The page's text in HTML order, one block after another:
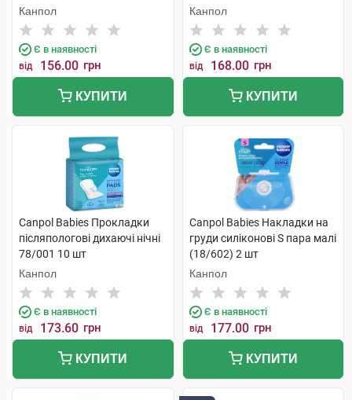
2 шт
Канпол
Є в наявності
від 156.00 грн
КУПИТИ
10 шт
Канпол
Є в наявності
від 168.00 грн
КУПИТИ
Canpol Babies Прокладки
післяпологові дихаючі нічні
78/001 10 шт
Канпол
Є в наявності
від 173.60 грн
КУПИТИ
Canpol Babies Накладки на
груди силіконові S пара малі
(18/602) 2 шт
Канпол
Є в наявності
від 177.00 грн
КУПИТИ